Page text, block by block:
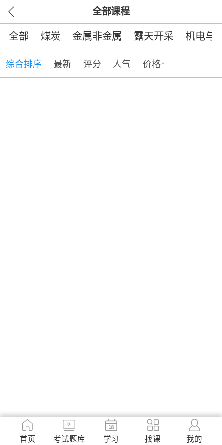
全部课程
全部 煤炭 金属非金属 露天开采 机电与
综合排序 最新 评分 人气 价格↑
首页 考试题库 学习 找课 我的